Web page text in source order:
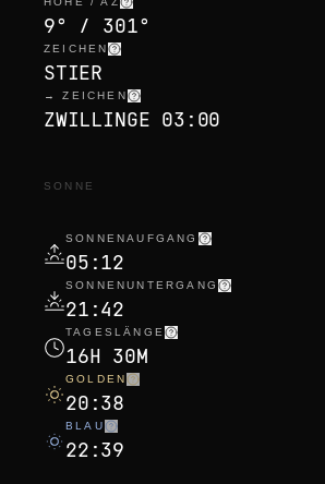
9° / 301°
ZEICHEN
STIER
→ ZEICHEN
ZWILLINGE 03:00
SONNE
SONNENAUFGANG
05:12
SONNENUNTERGANG
21:42
TAGESLÄNGE
16H 30M
GOLDEN
20:38
BLAU
22:39